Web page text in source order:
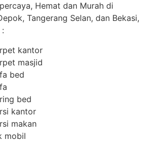
Hemat dan Murah di
Tangerang Selan, dan Bekasi,
kantor
masjid
bed
bed
kantor
makan
mobil